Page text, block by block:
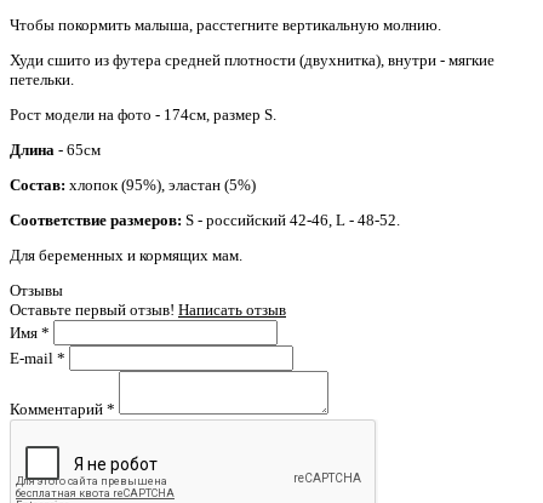
Чтобы покормить малыша, расстегните вертикальную молнию.
Худи сшито из футера средней плотности (двухнитка), внутри - мягкие
петельки.
Рост модели на фото - 174см, размер S.
Длина - 65см
Состав: хлопок (95%), эластан (5%)
Соответствие размеров: S - российский 42-46, L - 48-52.
Для беременных и кормящих мам.
Отзывы
Оставьте первый отзыв! Написать отзыв
Имя *
E-mail *
Комментарий *